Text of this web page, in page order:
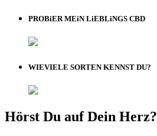
PROBiER MEiN LiEBLiNGS CBD
WIEVIELE SORTEN KENNST DU?
Hörst Du auf Dein Herz?